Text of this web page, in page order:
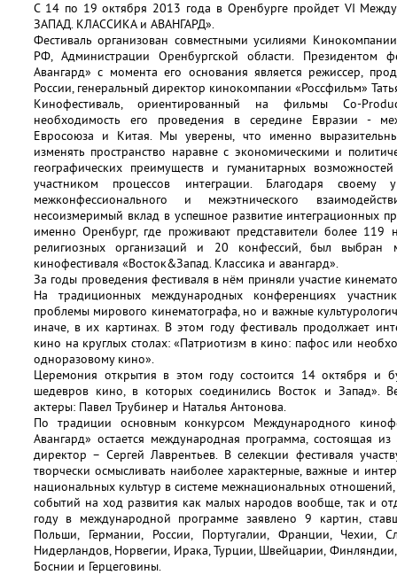
С 14 по 19 октября 2013 года в Оренбурге пройдет VI
ЗАПАД. КЛАССИКА и АВАНГАРД».
Фестиваль организован совместными усилиями
РФ, Администрации Оренбургской области. Президентом
Авангард» с момента его основания является режиссер,
России, генеральный директор кинокомпании «Россфильм»
Кинофестиваль, ориентированный на фильмы Co-
необходимость его проведения в середине Евразии -
Евросоюза и Китая. Мы уверены, что именно
изменять пространство наравне с экономическими и
географических преимуществ и гуманитарных
участником процессов интеграции. Благодаря своему
межконфессионального и межэтнического
несоизмеримый вклад в успешное развитие интеграционных
именно Оренбург, где проживают представители более 119
религиозных организаций и 20 конфессий, был выбран
кинофестиваля «Восток&Запад. Классика и авангард».
За годы проведения фестиваля в нём приняли участие
На традиционных международных конференциях
проблемы мирового кинематографа, но и важные
иначе, в их картинах. В этом году фестиваль продолжает
кино на круглых столах: «Патриотизм в кино: пафос или
одноразовому кино».
Церемония открытия в этом году состоится 14 октября и
шедевров кино, в которых соединились Восток и Запад».
актеры: Павел Трубинер и Наталья Антонова.
По традиции основным конкурсом Международного
Авангард» остается международная программа, состоящая
директор – Сергей Лаврентьев. В селекции фестиваля
творчески осмысливать наиболее характерные, важные и
национальных культур в системе межнациональных
событий на ход развития как малых народов вообще, так и
году в международной программе заявлено 9 картин,
Польши, Германии, России, Португалии, Франции, Чехии,
Нидерландов, Норвегии, Ирака, Турции, Швейцарии,
Боснии и Герцеговины.